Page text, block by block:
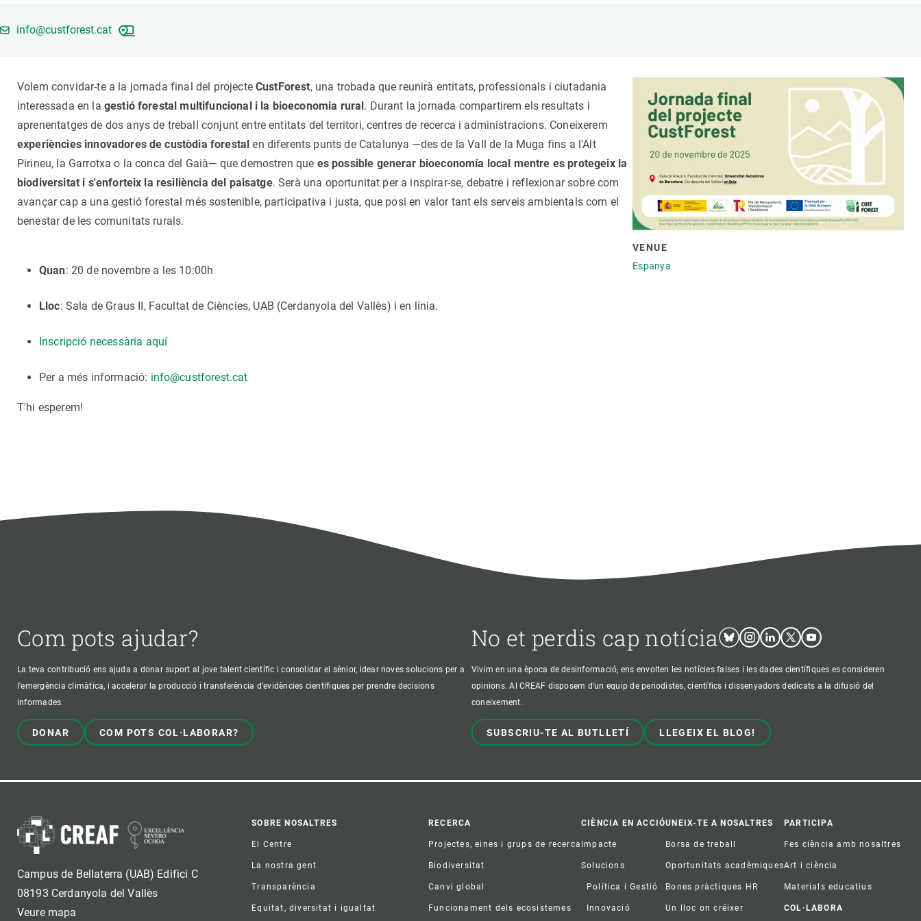
info@custforest.cat
VENUE
Espanya
Volem convidar-te a la jornada final del projecte CustForest, una trobada que reunirà entitats, professionals i ciutadania
interessada en la gestió forestal multifuncional i la bioeconomia rural. Durant la jornada compartirem els resultats i
aprenentatges de dos anys de treball conjunt entre entitats del territori, centres de recerca i administracions. Coneixerem
experiències innovadores de custòdia forestal en diferents punts de Catalunya —des de la Vall de la Muga fins a l'Alt
Pirineu, la Garrotxa o la conca del Gaià— que demostren que es possible generar bioeconomía local mentre es protegeix la
biodiversitat i s'enforteix la resiliència del paisatge. Serà una oportunitat per a inspirar-se, debatre i reflexionar sobre com
avançar cap a una gestió forestal més sostenible, participativa i justa, que posi en valor tant els serveis ambientals com el
benestar de les comunitats rurals.
Quan: 20 de novembre a les 10:00h
Lloc: Sala de Graus II, Facultat de Ciències, UAB (Cerdanyola del Vallès) i en línia.
Inscripció necessària aquí
Per a més informació: info@custforest.cat
T'hi esperem!
Com pots ajudar?
La teva contribució ens ajuda a donar suport al jove talent científic i consolidar el sènior, idear noves solucions per a
l'emergència climàtica, i accelerar la producció i transferència d’evidències científiques per prendre decisions
informades.
DONAR COM POTS COL·LABORAR?
No et perdis cap notícia BlueskyInstagram
LinkedinTwitterYoutube
Vivim en una època de desinformació, ens envolten les notícies falses i les dades científiques es consideren
opinions. Al CREAF disposem d'un equip de periodistes, científics i dissenyadors dedicats a la difusió del
coneixement.
SUBSCRIU-TE AL BUTLLETÍ LLEGEIX EL BLOG!
Campus de Bellaterra (UAB) Edifici C
08193 Cerdanyola del Vallès
Veure mapa
Footer
SOBRE NOSALTRES
El Centre
La nostra gent
Transparència
Equitat, diversitat i igualtat
RECERCA
Projectes, eines i grups de recerca
Biodiversitat
Canvi global
Funcionament dels ecosistemes
CIÈNCIA EN ACCIÓ
Impacte
Solucions
Política i Gestió
Innovació
UNEIX-TE A NOSALTRES
Borsa de treball
Oportunitats acadèmiques
Bones pràctiques HR
Un lloc on créixer
PARTICIPA
Fes ciència amb nosaltres
Art i ciència
Materials educatius
COL·LABORA
Infraestructures
Ciència oberta i gestió del coneixement
Documentació
Desenvolupament de carrera
Seminaris i activitats internes
T’oferim formació